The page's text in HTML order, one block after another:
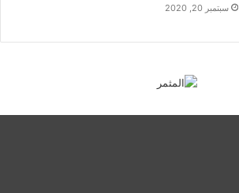
سبتمبر 20, 2020